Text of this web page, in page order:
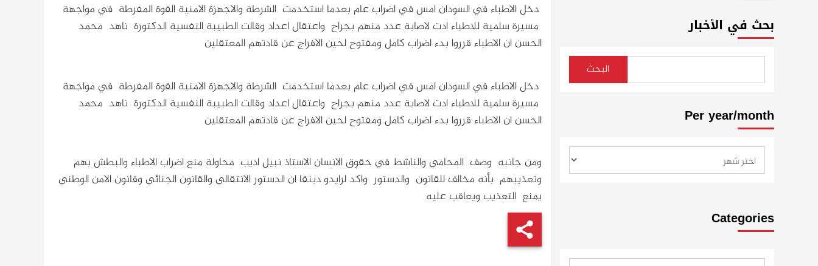
دخل الاطباء في السودان امس في اضراب عام بعدما استخدمت الشرطة والاجهزة الامنية القوة المفرطة في مواجهة
مسيرة سلمية للاطباء ادت لاصابة عدد منهم بجراح واعتقال اعداد وقالت الطبيبة النفسية الدكتورة ناهد محمد
الحسن ان الاطباء قرروا بدء اضراب كامل ومفتوح لحين الافراج عن قادتهم المعتقلين
دخل الاطباء في السودان امس في اضراب عام بعدما استخدمت الشرطة والاجهزة الامنية القوة المفرطة في مواجهة
مسيرة سلمية للاطباء ادت لاصابة عدد منهم بجراح واعتقال اعداد وقالت الطبيبة النفسية الدكتورة ناهد محمد
الحسن ان الاطباء قرروا بدء اضراب كامل ومفتوح لحين الافراج عن قادتهم المعتقلين
ومن جانبه وصف المحامي والناشط في حقوق الانسان الاستاذ نبيل اديب محاولة منع اضراب الاطباء والبطش بهم
وتعذيبهم بأنه مخالف للقانون والدستور واكد لرايدو دبنقا ان الدستور الانتقالي والقانون الجنائي وقانون الامن الوطني
يمنع التعذيب ويعاقب عليه
بحث في الأخبار
البحث
Per year/month
Categories